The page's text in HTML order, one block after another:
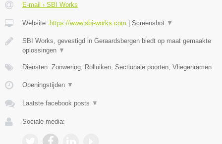
E-mail › SBI Works
Website: https://www.sbi-works.com | Screenshot ▼
SBI Works, gevestigd in Geraardsbergen biedt op maat gemaakte
oplossingen ▼
Diensten: Zonwering, Rolluiken, Sectionale poorten, Vliegenramen
Openingstijden ▼
Laatste facebook posts ▼
Sociale media: